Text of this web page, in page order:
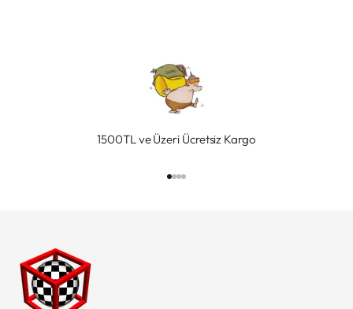
1500TL ve Üzeri Ücretsiz Kargo